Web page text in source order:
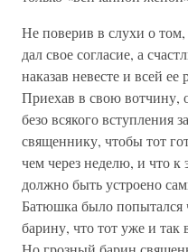
Не поверив в слухи о
дал свое согласие, а
наказав невесте и всей ее
Приехав в свою вотчину,
безо всякого вступления
священнику, чтобы тот
чем через неделю, и что к
должно быть устроено
Батюшка было попытался
барину, что тот уже и так